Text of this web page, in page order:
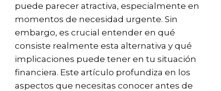
puede parecer atractiva, especialmente en
momentos de necesidad urgente. Sin
embargo, es crucial entender en qué
consiste realmente esta alternativa y qué
implicaciones puede tener en tu situación
financiera. Este artículo profundiza en los
aspectos que necesitas conocer antes de